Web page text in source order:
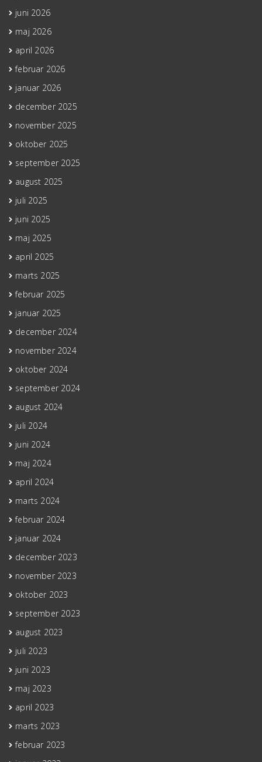
juni 2026
maj 2026
april 2026
februar 2026
januar 2026
december 2025
november 2025
oktober 2025
september 2025
august 2025
juli 2025
juni 2025
maj 2025
april 2025
marts 2025
februar 2025
januar 2025
december 2024
november 2024
oktober 2024
september 2024
august 2024
juli 2024
juni 2024
maj 2024
april 2024
marts 2024
februar 2024
januar 2024
december 2023
november 2023
oktober 2023
september 2023
august 2023
juli 2023
juni 2023
maj 2023
april 2023
marts 2023
februar 2023